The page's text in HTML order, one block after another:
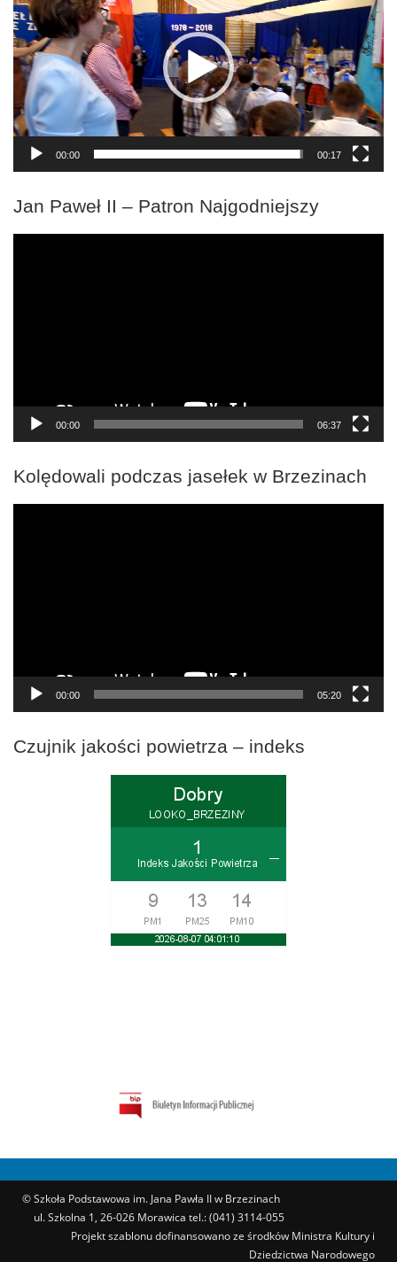
00:00 00:17
Jan Paweł II – Patron Najgodniejszy
00:00 06:37
Kolędowali podczas jasełek w Brzezinach
00:00 05:20
Czujnik jakości powietrza – indeks
© Szkoła Podstawowa im. Jana Pawła II w Brzezinach
ul. Szkolna 1, 26-026 Morawica tel.: (041) 3114-055
Projekt szablonu dofinansowano ze środków Ministra Kultury i
Dziedzictwa Narodowego